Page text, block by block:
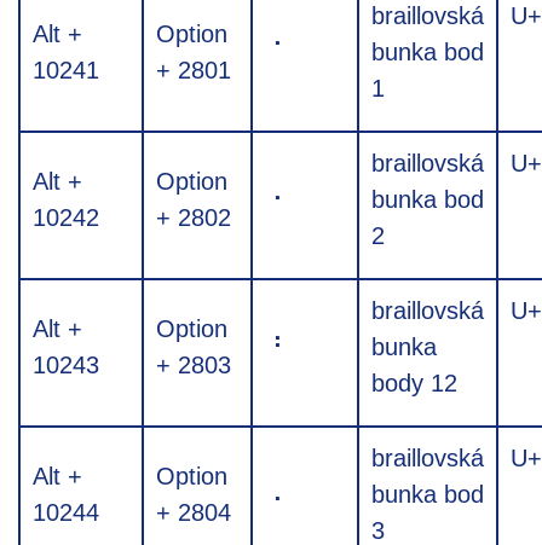
Alt +
10241
Option
+ 2801
⠁
braillovská
bunka bod
1
Alt +
10242
Option
+ 2802
⠂
braillovská
bunka bod
2
Alt +
10243
Option
+ 2803
⠃
braillovská
bunka
body 12
Alt +
10244
Option
+ 2804
⠄
braillovská
bunka bod
3